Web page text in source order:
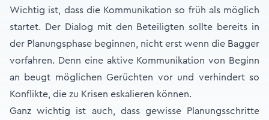
Wichtig ist, dass die Kommunikation so früh als möglich
startet. Der Dialog mit den Beteiligten sollte bereits in
der Planungsphase beginnen, nicht erst wenn die Bagger
vorfahren. Denn eine aktive Kommunikation von Beginn
an beugt möglichen Gerüchten vor und verhindert so
Konflikte, die zu Krisen eskalieren können.
Ganz wichtig ist auch, dass gewisse Planungsschritte